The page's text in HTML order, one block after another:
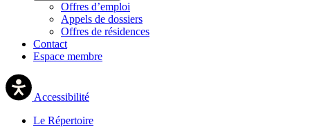
Offres d’emploi
Appels de dossiers
Offres de résidences
Contact
Espace membre
Accessibilité
Le Répertoire